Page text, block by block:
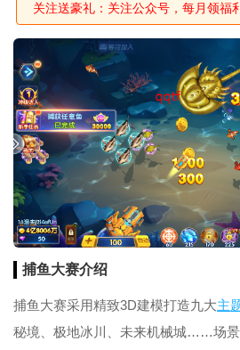
关注送豪礼：关注公众号，每月领福
捕鱼大赛介绍
捕鱼大赛采用精致3D建模打造九大主
秘境、极地冰川、未来机械城……场